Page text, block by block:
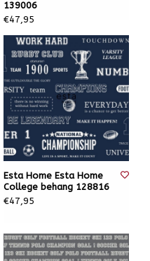
139006
€47,95
Esta Home Esta Home
College behang 128816
€47,95